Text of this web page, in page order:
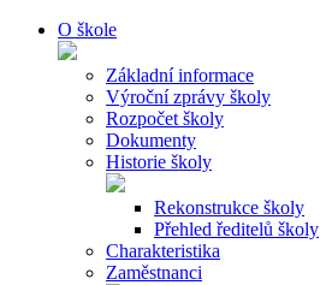
O škole
Základní informace
Výroční zprávy školy
Rozpočet školy
Dokumenty
Historie školy
Rekonstrukce školy
Přehled ředitelů školy
Charakteristika
Zaměstnanci